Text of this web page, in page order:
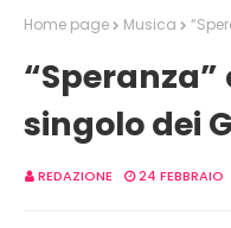
Home page Musica
“Speranza”
singolo dei
REDAZIONE 24 FEBBRAIO